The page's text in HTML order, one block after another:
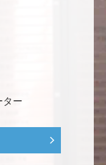
張ってくださ
の苦労がよく理
すい折り戸化」
ければならない
ター